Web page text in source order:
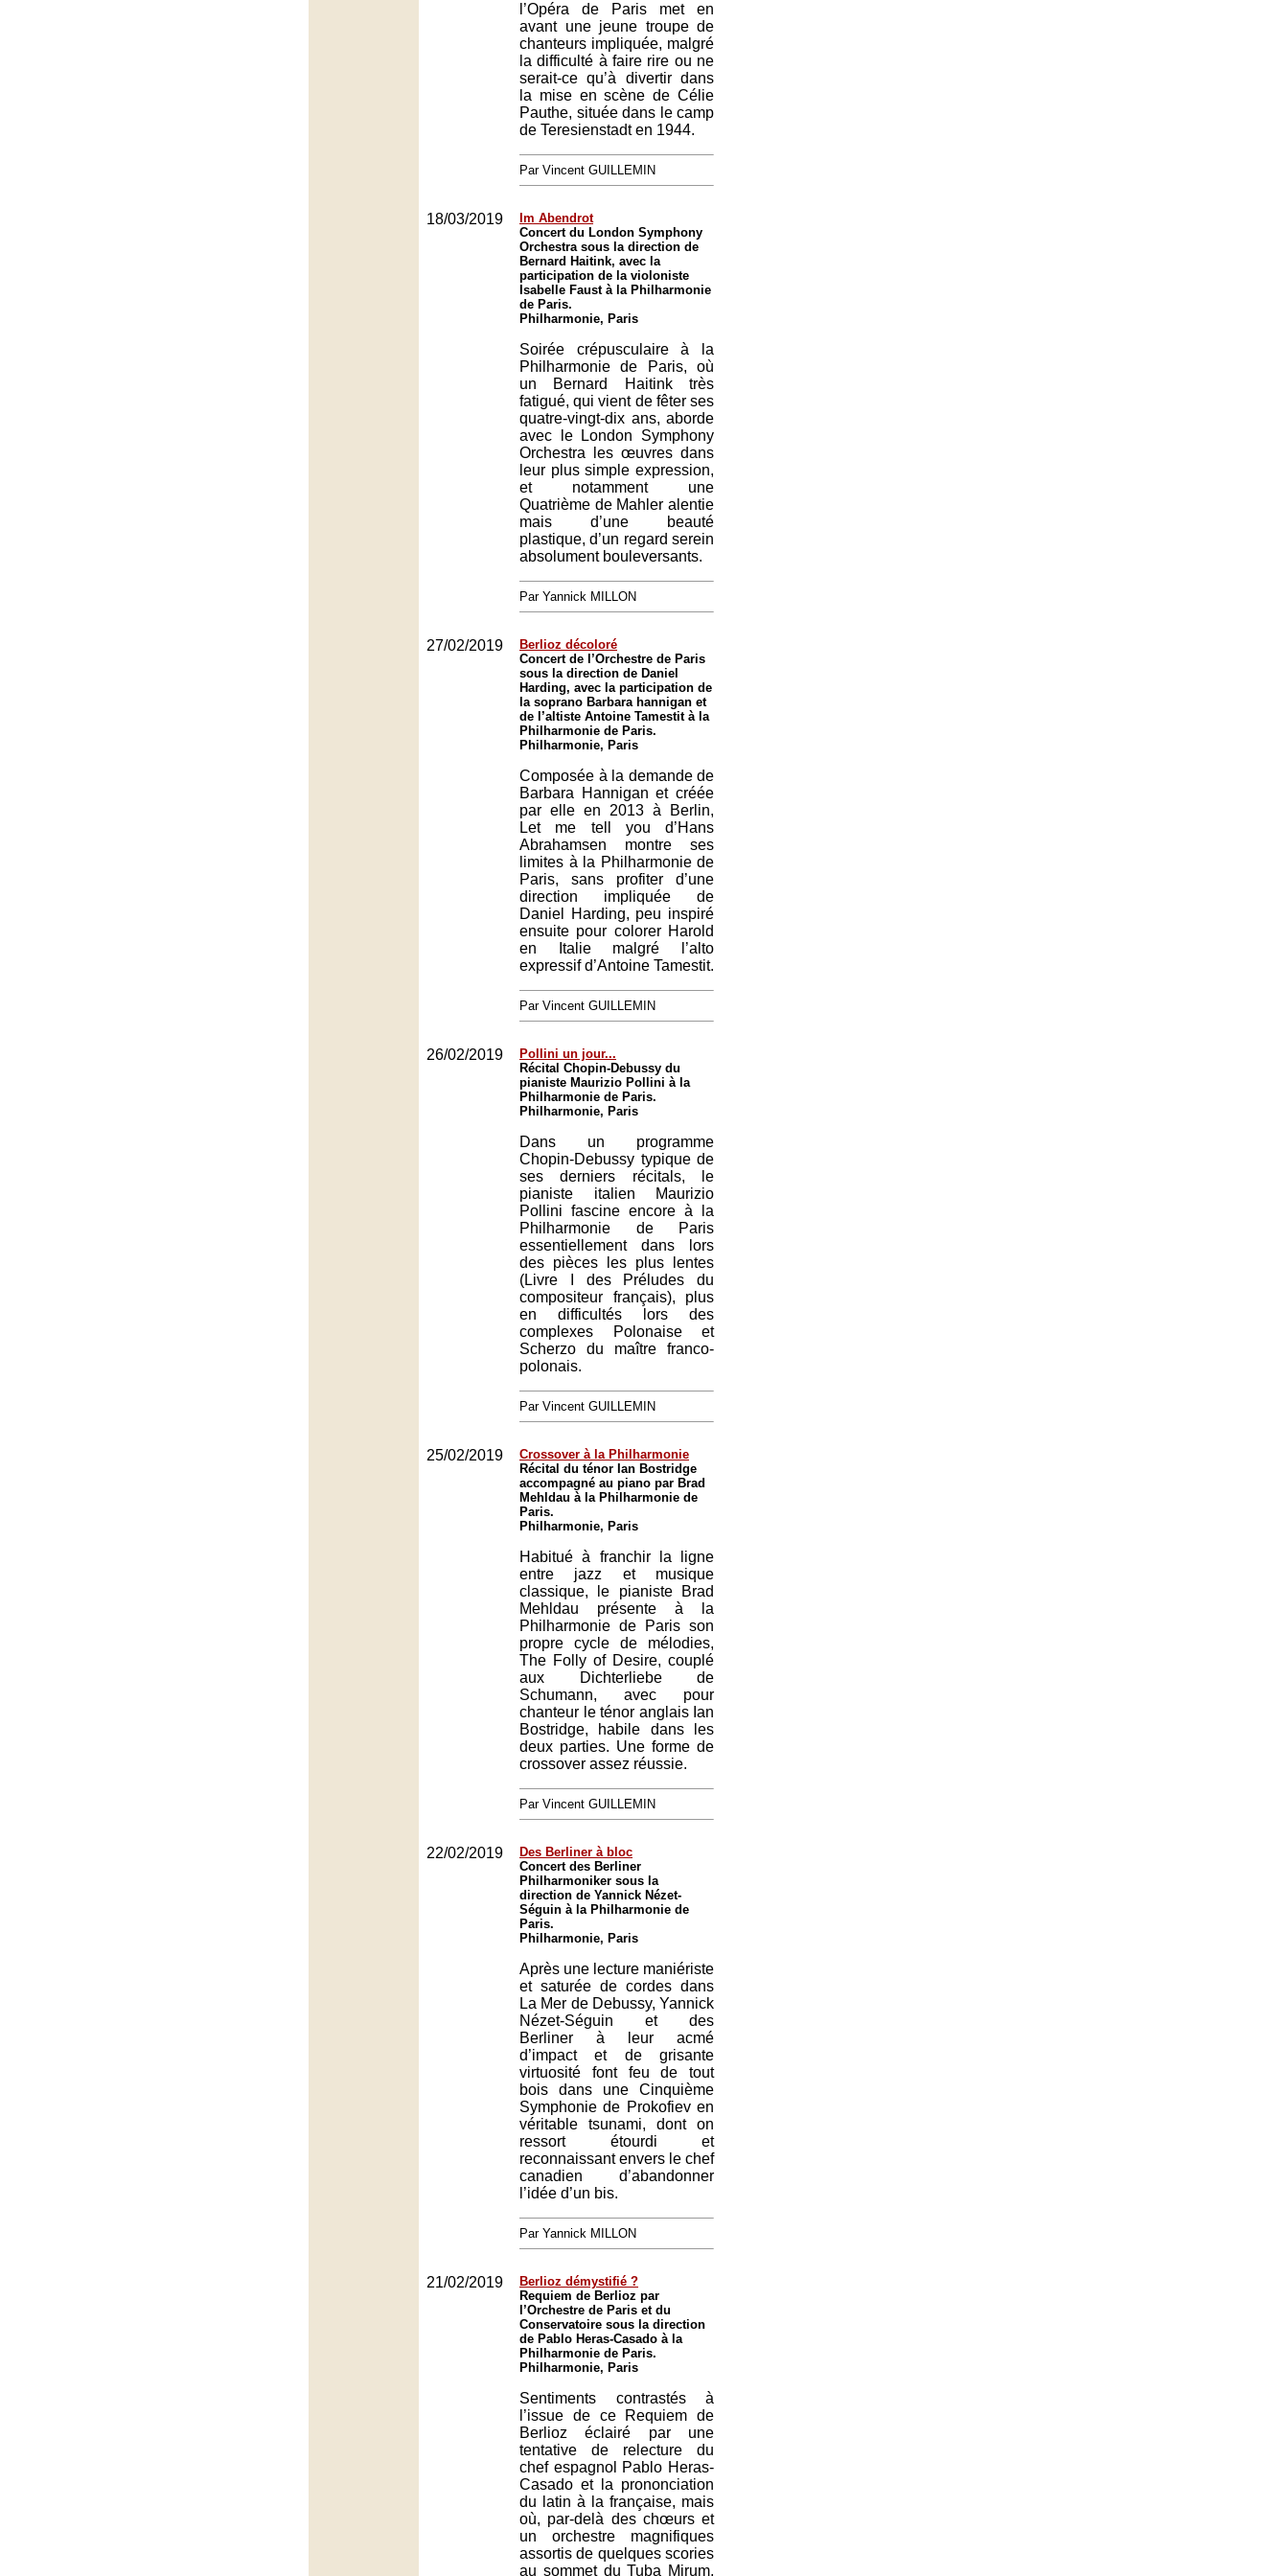
l’Opéra de Paris met en
avant une jeune troupe de
chanteurs impliquée, malgré
la difficulté à faire rire ou ne
serait-ce qu’à divertir dans
la mise en scène de Célie
Pauthe, située dans le camp
de Teresienstadt en 1944.
Par Vincent GUILLEMIN
18/03/2019
Im Abendrot
Concert du London Symphony
Orchestra sous la direction de
Bernard Haitink, avec la
participation de la violoniste
Isabelle Faust à la Philharmonie
de Paris.
Philharmonie, Paris
Soirée crépusculaire à la
Philharmonie de Paris, où
un Bernard Haitink très
fatigué, qui vient de fêter ses
quatre-vingt-dix ans, aborde
avec le London Symphony
Orchestra les œuvres dans
leur plus simple expression,
et notamment une
Quatrième de Mahler alentie
mais d’une beauté
plastique, d’un regard serein
absolument bouleversants.
Par Yannick MILLON
27/02/2019
Berlioz décoloré
Concert de l’Orchestre de Paris
sous la direction de Daniel
Harding, avec la participation de
la soprano Barbara hannigan et
de l’altiste Antoine Tamestit à la
Philharmonie de Paris.
Philharmonie, Paris
Composée à la demande de
Barbara Hannigan et créée
par elle en 2013 à Berlin,
Let me tell you d’Hans
Abrahamsen montre ses
limites à la Philharmonie de
Paris, sans profiter d’une
direction impliquée de
Daniel Harding, peu inspiré
ensuite pour colorer Harold
en Italie malgré l’alto
expressif d’Antoine Tamestit.
Par Vincent GUILLEMIN
26/02/2019
Pollini un jour...
Récital Chopin-Debussy du
pianiste Maurizio Pollini à la
Philharmonie de Paris.
Philharmonie, Paris
Dans un programme
Chopin-Debussy typique de
ses derniers récitals, le
pianiste italien Maurizio
Pollini fascine encore à la
Philharmonie de Paris
essentiellement dans lors
des pièces les plus lentes
(Livre I des Préludes du
compositeur français), plus
en difficultés lors des
complexes Polonaise et
Scherzo du maître franco-
polonais.
Par Vincent GUILLEMIN
25/02/2019
Crossover à la Philharmonie
Récital du ténor Ian Bostridge
accompagné au piano par Brad
Mehldau à la Philharmonie de
Paris.
Philharmonie, Paris
Habitué à franchir la ligne
entre jazz et musique
classique, le pianiste Brad
Mehldau présente à la
Philharmonie de Paris son
propre cycle de mélodies,
The Folly of Desire, couplé
aux Dichterliebe de
Schumann, avec pour
chanteur le ténor anglais Ian
Bostridge, habile dans les
deux parties. Une forme de
crossover assez réussie.
Par Vincent GUILLEMIN
22/02/2019
Des Berliner à bloc
Concert des Berliner
Philharmoniker sous la
direction de Yannick Nézet-
Séguin à la Philharmonie de
Paris.
Philharmonie, Paris
Après une lecture maniériste
et saturée de cordes dans
La Mer de Debussy, Yannick
Nézet-Séguin et des
Berliner à leur acmé
d’impact et de grisante
virtuosité font feu de tout
bois dans une Cinquième
Symphonie de Prokofiev en
véritable tsunami, dont on
ressort étourdi et
reconnaissant envers le chef
canadien d’abandonner
l’idée d’un bis.
Par Yannick MILLON
21/02/2019
Berlioz démystifié ?
Requiem de Berlioz par
l’Orchestre de Paris et du
Conservatoire sous la direction
de Pablo Heras-Casado à la
Philharmonie de Paris.
Philharmonie, Paris
Sentiments contrastés à
l’issue de ce Requiem de
Berlioz éclairé par une
tentative de relecture du
chef espagnol Pablo Heras-
Casado et la prononciation
du latin à la française, mais
où, par-delà des chœurs et
un orchestre magnifiques
assortis de quelques scories
au sommet du Tuba Mirum,